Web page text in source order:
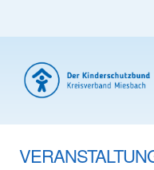
Skip
content